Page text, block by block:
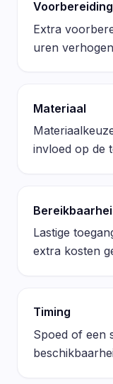
Voorbereiding
Extra
uren
Materiaal
invloed op de
Lastige
extra kosten
Timing
Spoed of een